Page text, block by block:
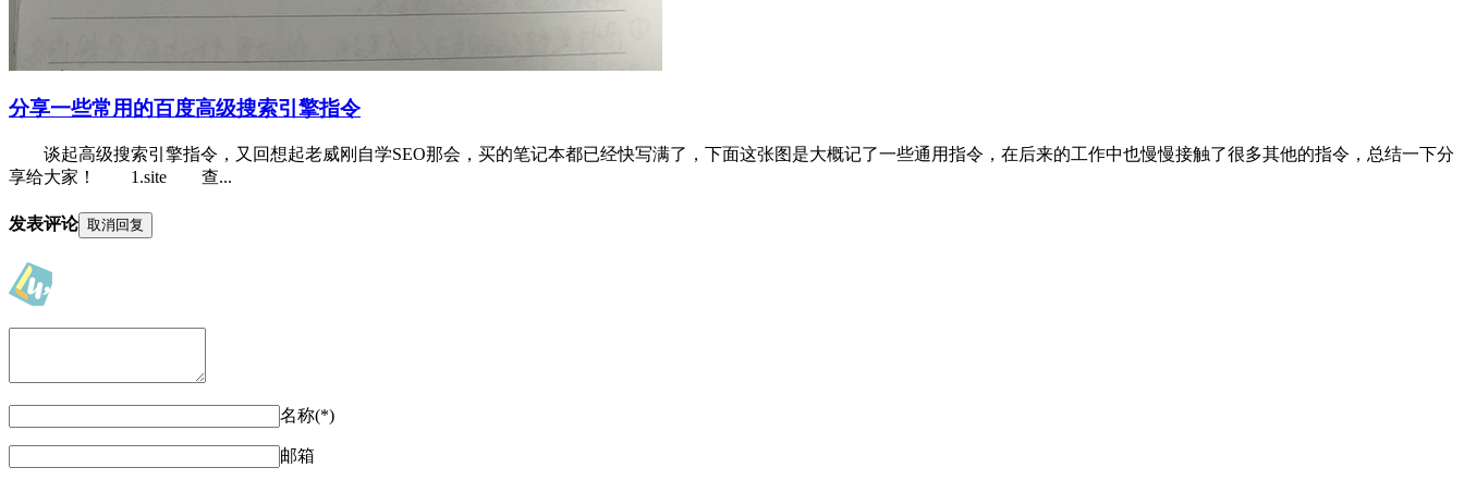
分享一些常用的百度高级搜索引擎指令
谈起高级搜索引擎指令，又回想起老威刚自学SEO那会，买的笔记本都已经快写满了，下面这张图是大概记了一些通用指令，在后来的工作中也慢慢接触了很多其他的指令，总结一下分
享给大家！ 1.site 查...
发表评论 取消回复
名称(*)
邮箱